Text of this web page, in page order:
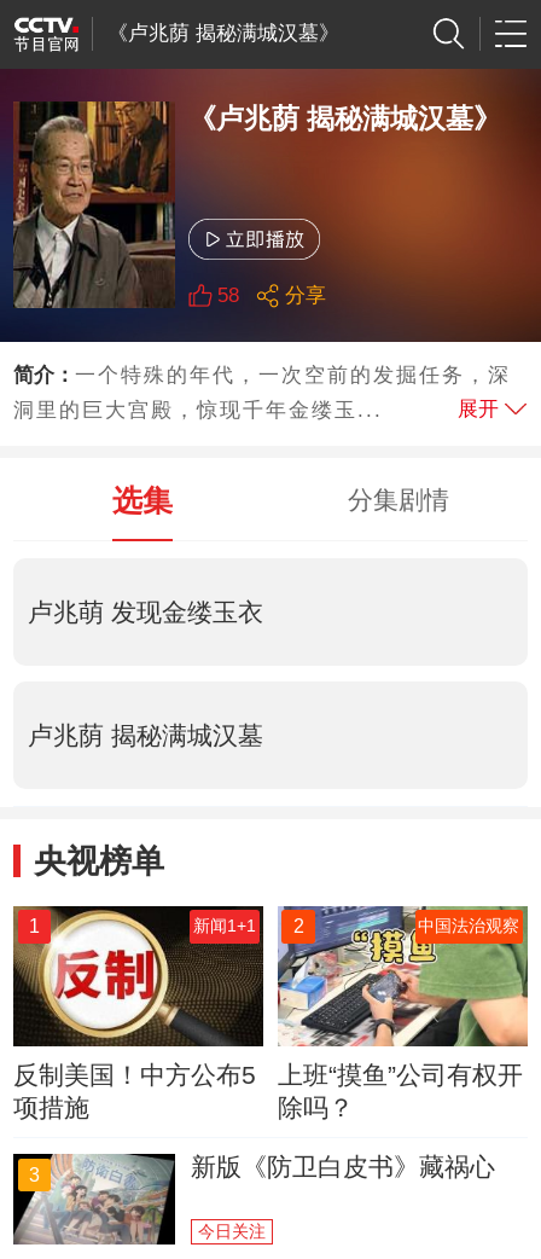
《卢兆荫 揭秘满城汉墓》
《卢兆荫 揭秘满城汉墓》
58 分享
简介：一个特殊的年代，一次空前的发掘任务，深
洞里的巨大宫殿，惊现千年金缕玉...
展开
选集 分集剧情
卢兆萌 发现金缕玉衣
卢兆荫 揭秘满城汉墓
央视榜单
1 新闻1+1
反制美国！中方公布5
项措施
2 中国法治观察
上班“摸鱼”公司有权开
除吗？
3 新版《防卫白皮书》藏祸心
今日关注